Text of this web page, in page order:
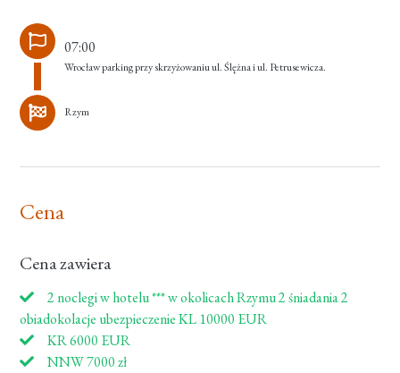
07:00
Wrocław parking przy skrzyżowaniu ul. Ślężna i ul. Petrusewicza.
Rzym
Cena
Cena zawiera
2 noclegi w hotelu *** w okolicach Rzymu 2 śniadania 2
obiadokolacje ubezpieczenie KL 10000 EUR
KR 6000 EUR
NNW 7000 zł